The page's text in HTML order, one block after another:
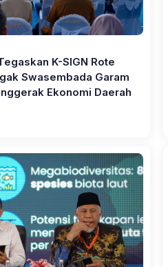
K-SIGN Rote
Swasembada Garam
Ekonomi Daerah